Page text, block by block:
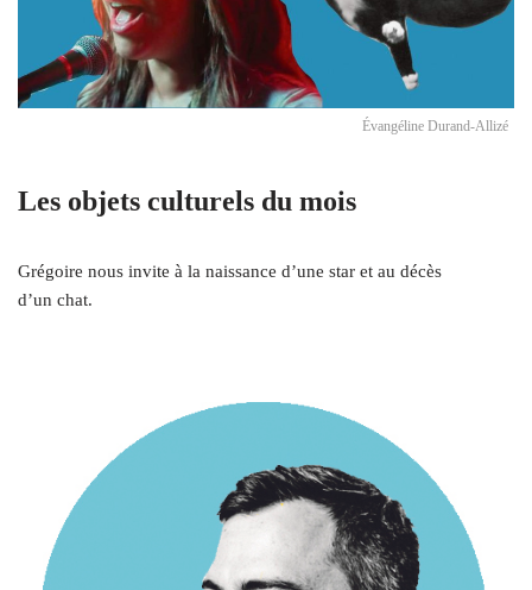
Évangéline Durand-Allizé
Les objets culturels du mois
Grégoire nous invite à la naissance d’une star et au décès
d’un chat.